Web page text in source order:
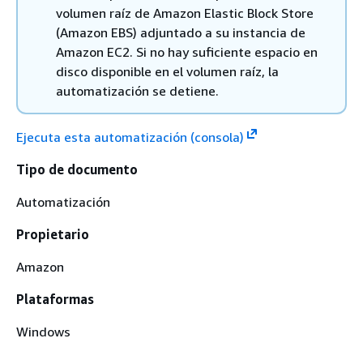
volumen raíz de Amazon Elastic Block Store
(Amazon EBS) adjuntado a su instancia de
Amazon EC2. Si no hay suficiente espacio en
disco disponible en el volumen raíz, la
automatización se detiene.
Ejecuta esta automatización (consola)
Tipo de documento
Automatización
Propietario
Amazon
Plataformas
Windows